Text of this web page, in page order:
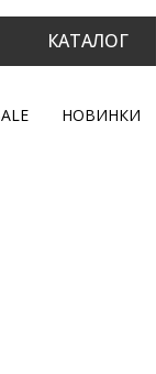
КАТАЛОГ
НОВИНКИ